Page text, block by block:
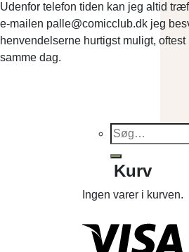
Søg
efter:
Kurv
Ingen varer i kurven.
Udenfor telefon tiden kan jeg altid
e-mailen palle@comicclub.dk jeg
henvendelserne hurtigst muligt, oftest
samme dag.